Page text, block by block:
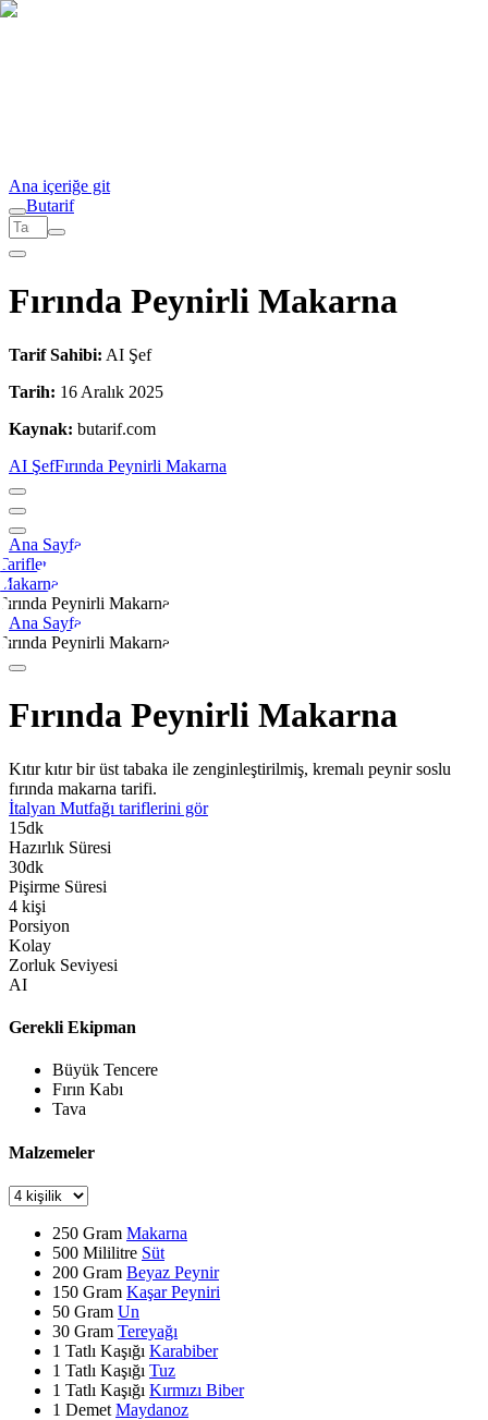
Ana içeriğe git
Butarif
Fırında Peynirli Makarna
Tarif Sahibi: AI Şef
Tarih: 16 Aralık 2025
Kaynak: butarif.com
AI ŞefFırında Peynirli Makarna
Ana Sayfa
Peynirli Makarna
Ana Sayfa
Peynirli Makarna
Fırında Peynirli Makarna
Kıtır kıtır bir üst tabaka ile zenginleştirilmiş, kremalı peynir soslu
fırında makarna tarifi.
İtalyan Mutfağı tariflerini gör
15dk
Hazırlık Süresi
30dk
Pişirme Süresi
4 kişi
Porsiyon
Kolay
Zorluk Seviyesi
AI
Gerekli Ekipman
Büyük Tencere
Fırın Kabı
Tava
Malzemeler
250 Gram Makarna
500 Mililitre Süt
200 Gram Beyaz Peynir
150 Gram Kaşar Peyniri
50 Gram Un
30 Gram Tereyağı
1 Tatlı Kaşığı Karabiber
1 Tatlı Kaşığı Tuz
1 Tatlı Kaşığı Kırmızı Biber
1 Demet Maydanoz